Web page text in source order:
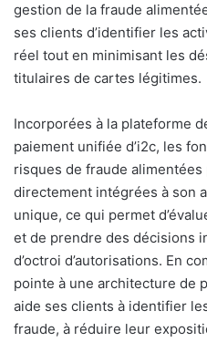
gestion de la fraude
ses clients d’identifier les
réel tout en minimisant les
titulaires de cartes légitimes.
Incorporées à la plateforme
paiement unifiée d’i2c, les
risques de fraude alimentées
directement intégrées à son
unique, ce qui permet
et de prendre des décisions
d’octroi d’autorisations. En
pointe à une architecture de
aide ses clients à identifier
fraude, à réduire leur